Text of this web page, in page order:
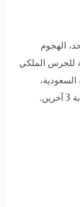
الهجوم
للحرس الملكي